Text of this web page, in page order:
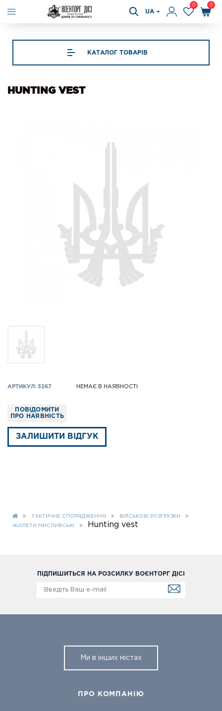
UA
0 0
КАТАЛОГ ТОВАРІВ
HUNTING VEST
АРТИКУЛ: 3267 НЕМАЄ В НАЯВНОСТІ
ПОВІДОМИТИ
ПРО НАЯВНІСТЬ
ЗАЛИШИТИ ВІДГУК
ТАКТИЧНЕ СПОРЯДЖЕННЯ ВІЙСЬКОВІ РОЗГРУЗКИ
ЖИЛЕТИ МИСЛИВСЬКІ Hunting vest
ПІДПИШИТЬСЯ НА РОЗСИЛКУ ВОЄНТОРГ ДІСІ
Ми в інших містах
ПРО КОМПАНІЮ